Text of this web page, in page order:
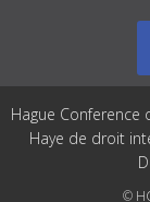
Hague Conference
Haye de droit
©